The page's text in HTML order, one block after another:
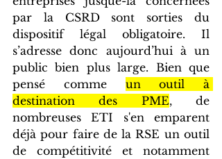
par la CSRD sont sorties du
dispositif légal obligatoire. Il
s’adresse donc aujourd’hui à un
public bien plus large. Bien que
pensé comme un outil à
destination des PME, de
nombreuses ETI s'en emparent
déjà pour faire de la RSE un outil
de compétitivité et notamment